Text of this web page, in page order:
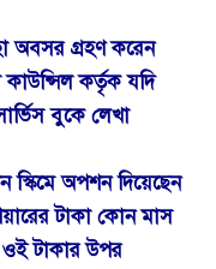
অবসর গ্রহণ করেন
কাউন্সিল কর্তৃক যদি
বুকে লেখা
স্কিমে অপশন দিয়েছেন
টাকা কোন মাস
ওই টাকার উপর